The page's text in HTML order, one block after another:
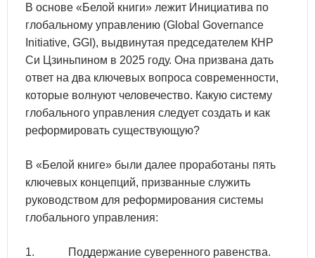
В основе «Белой книги» лежит Инициатива по
глобальному управлению (Global Governance
Initiative, GGI), выдвинутая председателем КНР
Си Цзиньпином в 2025 году. Она призвана дать
ответ на два ключевых вопроса современности,
которые волнуют человечество. Какую систему
глобального управления следует создать и как
реформировать существующую?
В «Белой книге» были далее проработаны пять
ключевых концепций, призванные служить
руководством для реформирования системы
глобального управления:
1. Поддержание суверенного равенства.